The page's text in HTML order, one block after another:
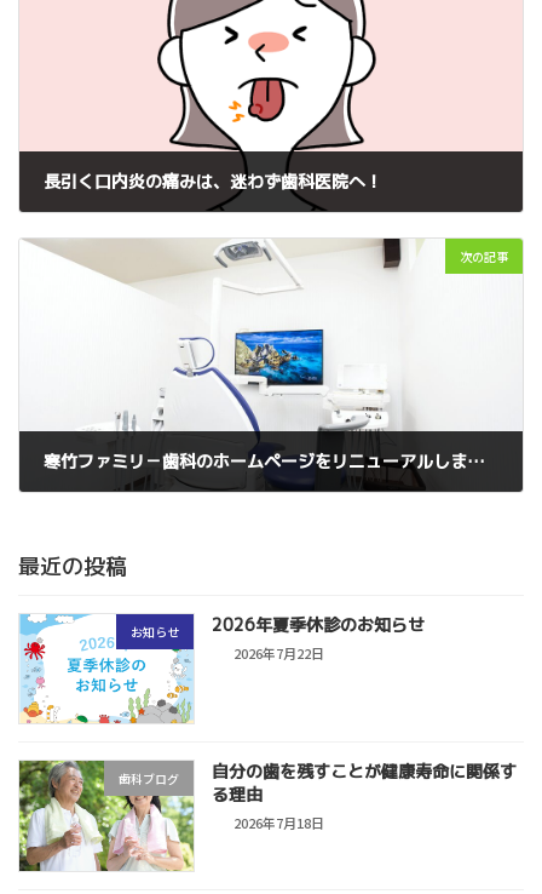
長引く口内炎の痛みは、迷わず歯科医院へ！
次の記事
寒竹ファミリ－歯科のホームページをリニューアルしました。
最近の投稿
お知らせ 2026年夏季休診のお知らせ
2026年7月22日
歯科ブログ
自分の歯を残すことが健康寿命に関係す
る理由
2026年7月18日